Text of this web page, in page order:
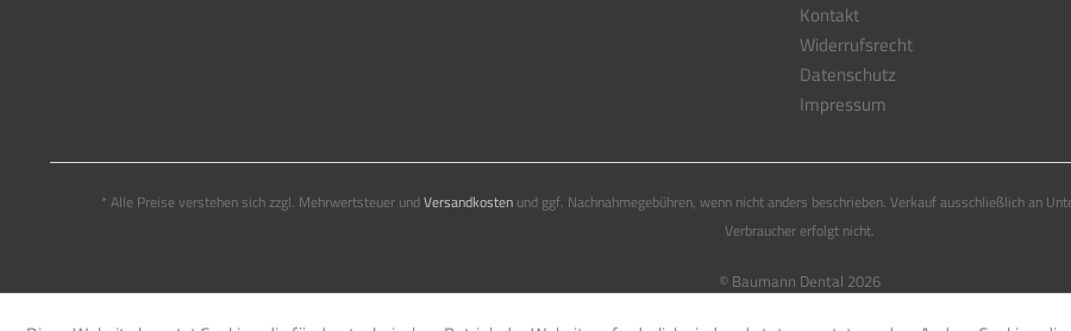
Kontakt
Widerrufsrecht
Datenschutz
Impressum
* Alle Preise verstehen sich zzgl. Mehrwertsteuer undVersandkostenund ggf. Nachnahmegebühren, wenn nicht anders beschrieben. Verkauf ausschließlich an
Verbraucher erfolgt nicht.
© Baumann Dental 2026